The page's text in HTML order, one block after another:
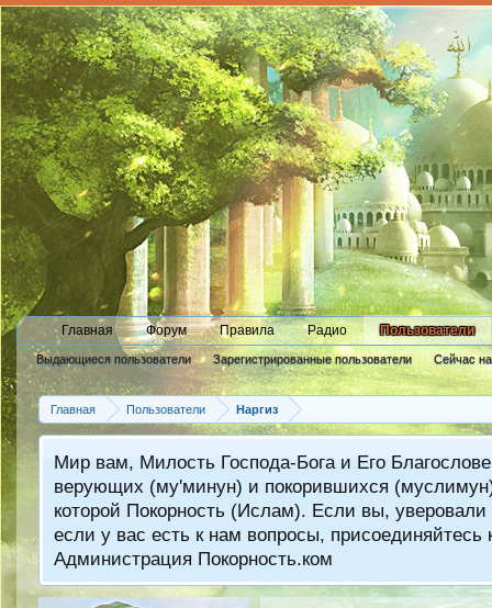
Главная Форум Правила Радио Пользователи
Выдающиеся пользователи Зарегистрированные пользователи Сейчас
Новые сообщения профиля
Главная
Пользователи Наргиз
Мир вам, Милость Господа-Бога и Его
верующих (му'минун) и покорившихся
которой Покорность (Ислам). Если вы,
если у вас есть к нам вопросы,
Администрация Покорность.ком